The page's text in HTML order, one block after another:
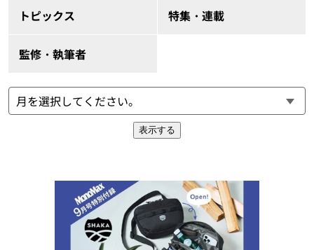
トピックス 特集・連載
監修・執筆者
表示する